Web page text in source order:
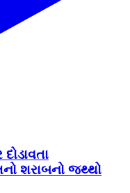
શરાબનો જથ્થો